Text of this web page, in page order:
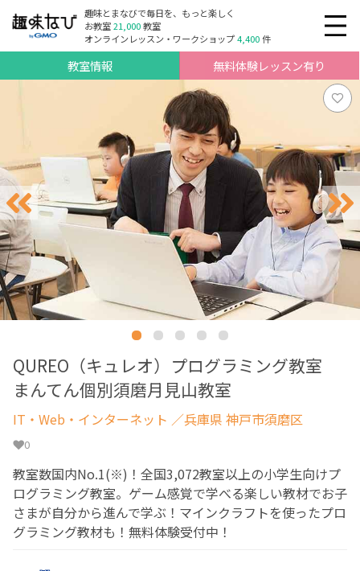
趣味とまなびで毎日を、もっと楽しく
お教室21,000教室
オンラインレッスン・ワークショップ4,400件
教室情報 無料体験レッスン有り
QUREO（キュレオ）プログラミング教室
まんてん個別須磨月見山教室
IT・Web・インターネット ／兵庫県 神戸市須磨区
0
教室数国内No.1(※)！全国3,072教室以上の小学生向けプ
ログラミング教室。ゲーム感覚で学べる楽しい教材でお子
さまが自分から進んで学ぶ！マインクラフトを使ったプロ
グラミング教材も！無料体験受付中！